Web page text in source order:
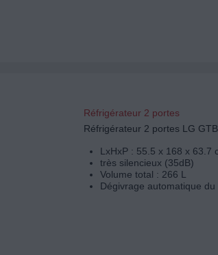
Réfrigérateur 2 portes
Réfrigérateur 2 portes LG
LxHxP : 55.5 x 168 x 63.7
très silencieux (35dB)
Volume total : 266 L
Dégivrage automatique